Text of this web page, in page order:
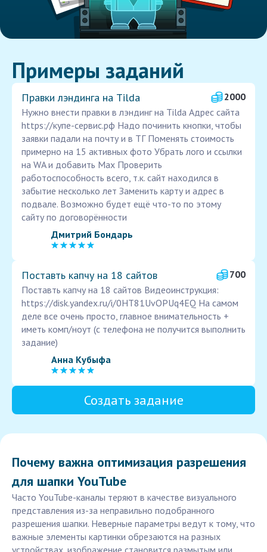
Примеры заданий
Правки лэндинга на Tilda
2000
Нужно внести правки в лэндинг на Tilda Адрес сайта
https://купе-сервис.рф Надо починить кнопки, чтобы
заявки падали на почту и в ТГ Поменять стоимость
примерно на 15 активных фото Убрать лого и ссылки
на WA и добавить Мах Проверить
работоспособность всего, т.к. сайт находился в
забытие несколько лет Заменить карту и адрес в
подвале. Возможно будет ещё что-то по этому
сайту по договорённости
Дмитрий Бондарь
Поставть капчу на 18 сайтов
700
Поставть капчу на 18 сайтов Видеоинструкция:
https://disk.yandex.ru/i/0HT81UvOPUq4EQ На самом
деле все очень просто, главное внимательность +
иметь комп/ноут (с телефона не получится выполнить
задание)
Анна Кубыфа
Создать задание
Почему важна оптимизация разрешения
для шапки YouTube
Часто YouTube-каналы теряют в качестве визуального
представления из-за неправильно подобранного
разрешения шапки. Неверные параметры ведут к тому, что
важные элементы картинки обрезаются на разных